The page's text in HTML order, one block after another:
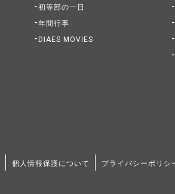
初等部の一日
年間行事
DIAES MOVIES
個人情報保護について プライバシーポリシ